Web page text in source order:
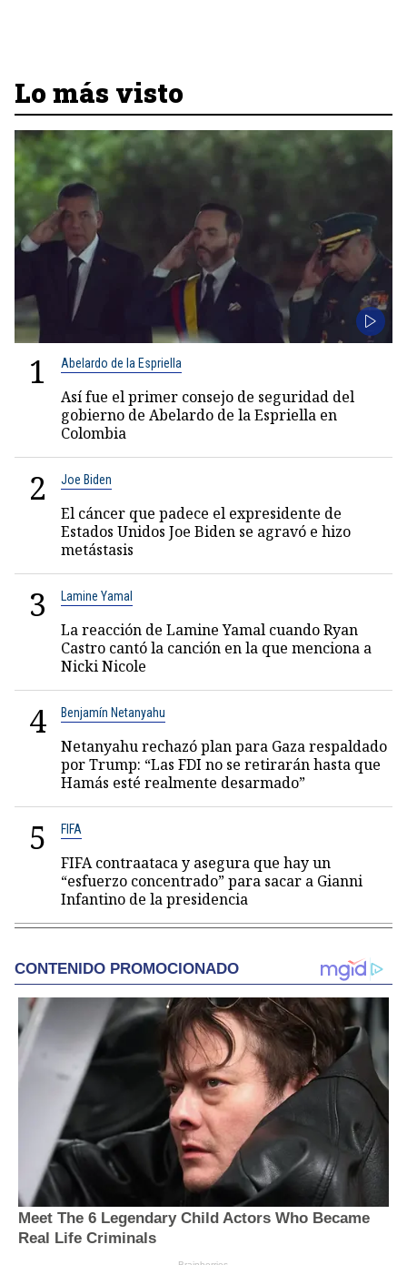
Lo más visto
1 Abelardo de la Espriella
Así fue el primer consejo de seguridad del
gobierno de Abelardo de la Espriella en
Colombia
2 Joe Biden
El cáncer que padece el expresidente de
Estados Unidos Joe Biden se agravó e hizo
metástasis
3 Lamine Yamal
La reacción de Lamine Yamal cuando Ryan
Castro cantó la canción en la que menciona a
Nicki Nicole
4 Benjamín Netanyahu
Netanyahu rechazó plan para Gaza respaldado
por Trump: “Las FDI no se retirarán hasta que
Hamás esté realmente desarmado”
5 FIFA
FIFA contraataca y asegura que hay un
“esfuerzo concentrado” para sacar a Gianni
Infantino de la presidencia